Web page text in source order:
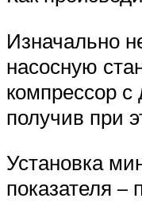
Изначально
насосную
компрессор
получив при
Установка
показателя –